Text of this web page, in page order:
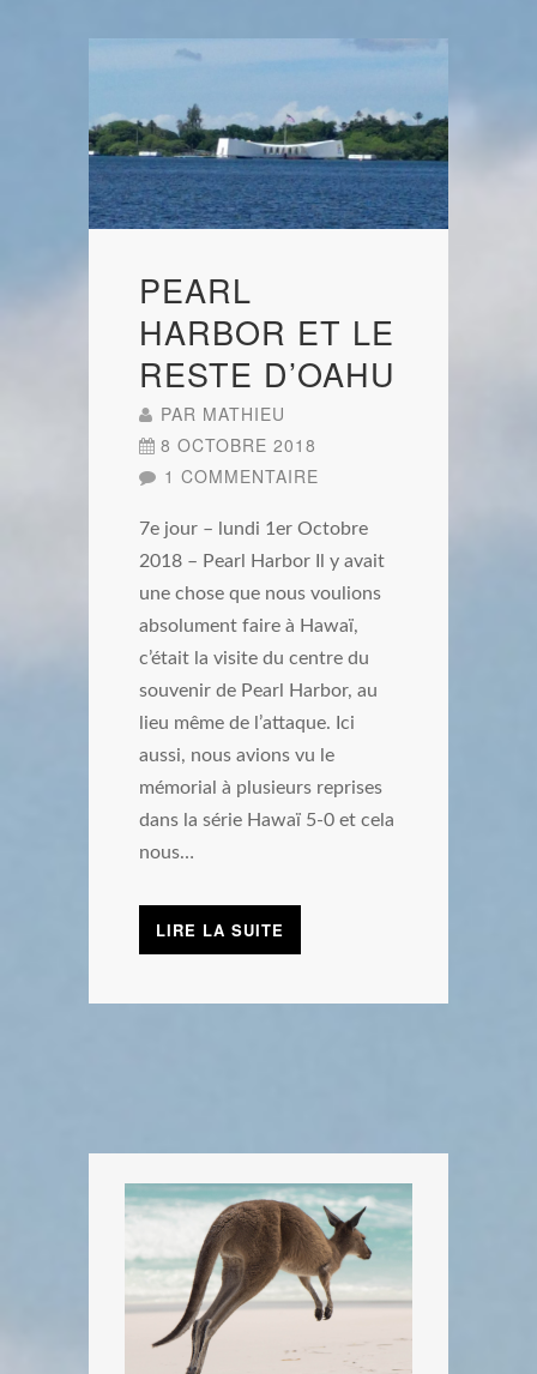
PEARL
HARBOR ET LE
RESTE D’OAHU
PAR MATHIEU
8 OCTOBRE 2018
1 COMMENTAIRE
7e jour – lundi 1er Octobre
2018 – Pearl Harbor Il y avait
une chose que nous voulions
absolument faire à Hawaï,
c’était la visite du centre du
souvenir de Pearl Harbor, au
lieu même de l’attaque. Ici
aussi, nous avions vu le
mémorial à plusieurs reprises
dans la série Hawaï 5-0 et cela
nous…
LIRE LA SUITE